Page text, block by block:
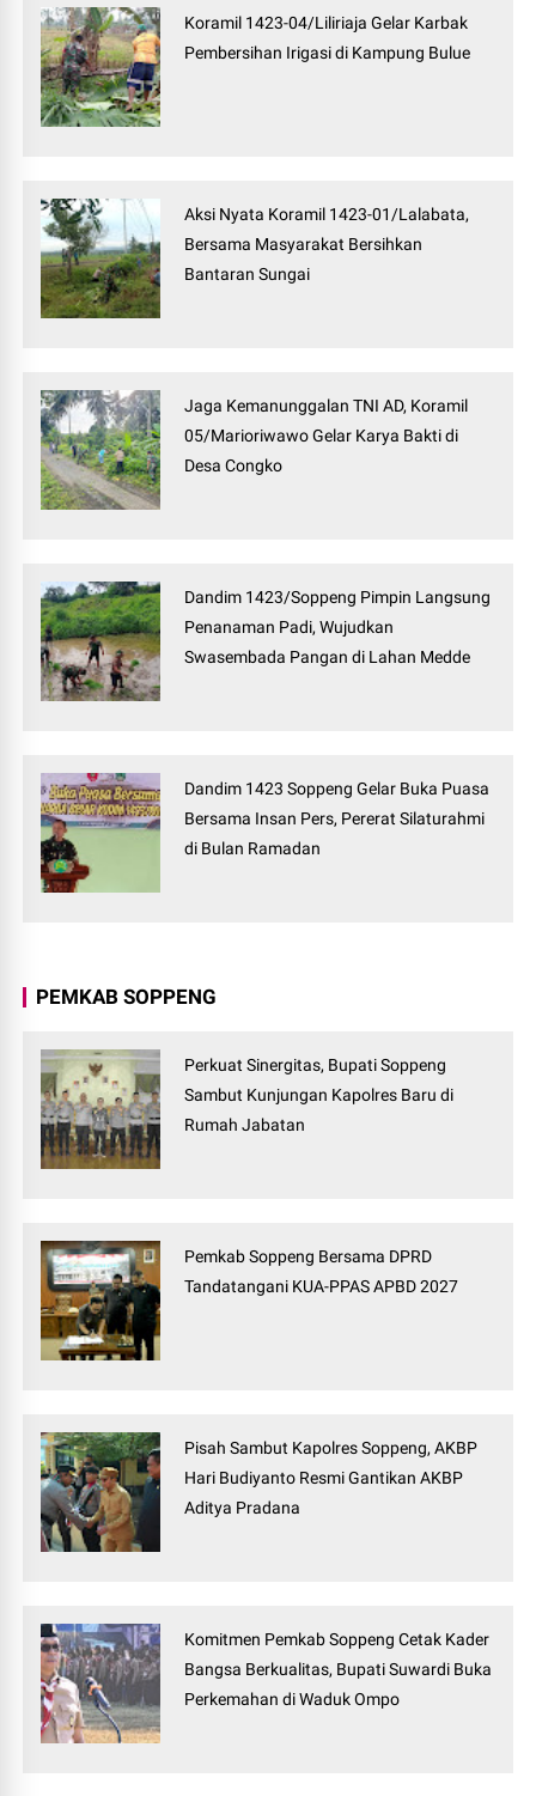
Koramil 1423-04/Liliriaja Gelar Karbak
Pembersihan Irigasi di Kampung Bulue
Aksi Nyata Koramil 1423-01/Lalabata,
Bersama Masyarakat Bersihkan
Bantaran Sungai
Jaga Kemanunggalan TNI AD, Koramil
05/Marioriwawo Gelar Karya Bakti di
Desa Congko
Dandim 1423/Soppeng Pimpin Langsung
Penanaman Padi, Wujudkan
Swasembada Pangan di Lahan Medde
Dandim 1423 Soppeng Gelar Buka Puasa
Bersama Insan Pers, Pererat Silaturahmi
di Bulan Ramadan
PEMKAB SOPPENG
Perkuat Sinergitas, Bupati Soppeng
Sambut Kunjungan Kapolres Baru di
Rumah Jabatan
Pemkab Soppeng Bersama DPRD
Tandatangani KUA-PPAS APBD 2027
Pisah Sambut Kapolres Soppeng, AKBP
Hari Budiyanto Resmi Gantikan AKBP
Aditya Pradana
Komitmen Pemkab Soppeng Cetak Kader
Bangsa Berkualitas, Bupati Suwardi Buka
Perkemahan di Waduk Ompo